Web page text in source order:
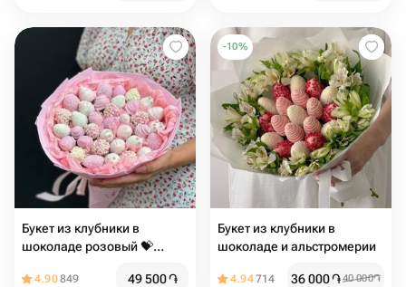
Букет из клубники в
шоколаде розовый 💝️
4.90849 49 500֏
-10%
Букет из клубники в
шоколаде и альстромерии
4.94714 36 000֏40 000֏